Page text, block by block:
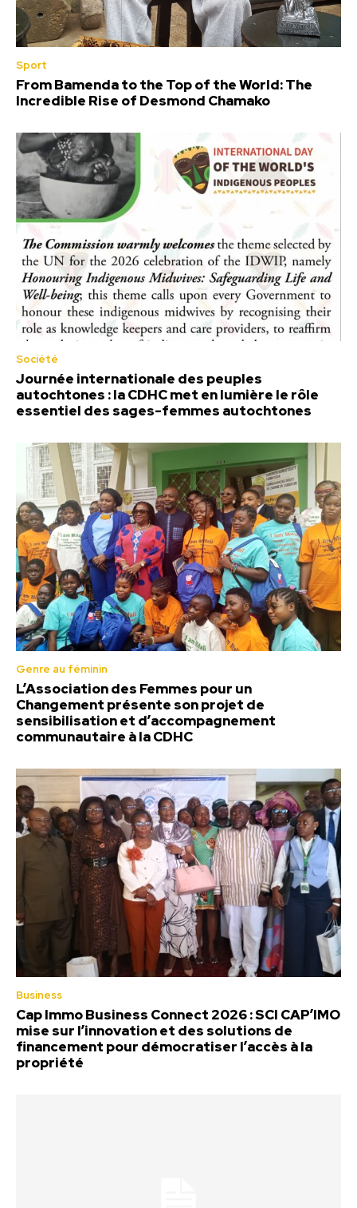
Sport
From Bamenda to the Top of the World: The
Incredible Rise of Desmond Chamako
Société
Journée internationale des peuples
autochtones : la CDHC met en lumière le rôle
essentiel des sages-femmes autochtones
Genre au féminin
L’Association des Femmes pour un
Changement présente son projet de
sensibilisation et d’accompagnement
communautaire à la CDHC
Business
Cap Immo Business Connect 2026 : SCI CAP’IMO
mise sur l’innovation et des solutions de
financement pour démocratiser l’accès à la
propriété